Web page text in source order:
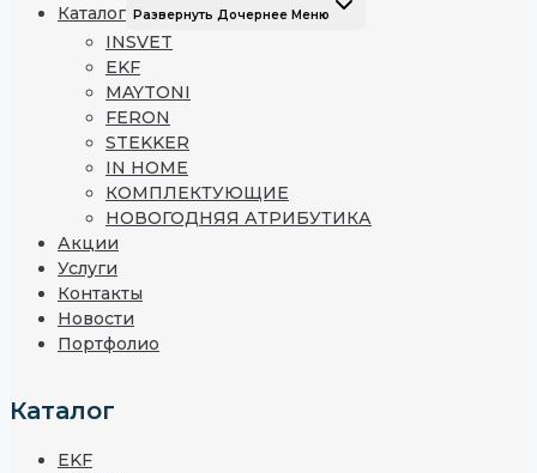
Каталог Развернуть Дочернее Меню
INSVET
EKF
MAYTONI
FERON
STEKKER
IN HOME
КОМПЛЕКТУЮЩИЕ
НОВОГОДНЯЯ АТРИБУТИКА
Акции
Услуги
Контакты
Новости
Портфолио
Каталог
EKF